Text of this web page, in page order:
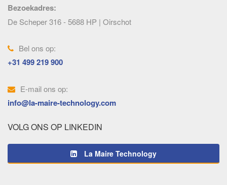
Bezoekadres:
De Scheper 316 - 5688 HP | Oirschot
Bel ons op:
+31 499 219 900
E-mail ons op:
info@la-maire-technology.com
VOLG ONS OP LINKEDIN
La Maire Technology